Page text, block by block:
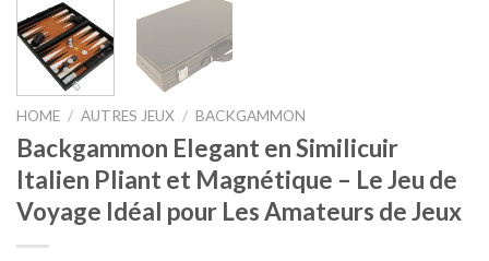
HOME / AUTRES JEUX / BACKGAMMON
Backgammon Elegant en Similicuir
Italien Pliant et Magnétique – Le Jeu de
Voyage Idéal pour Les Amateurs de Jeux